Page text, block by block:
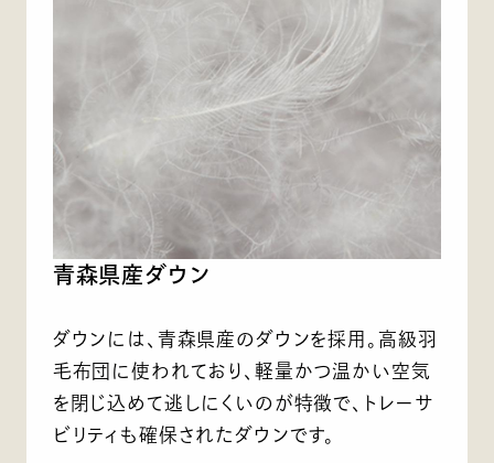
青森県産ダウン
ダウンには、青森県産のダウンを採用。高級羽
毛布団に使われており、軽量かつ温かい空気
を閉じ込めて逃しにくいのが特徴で、トレーサ
ビリティも確保されたダウンです。